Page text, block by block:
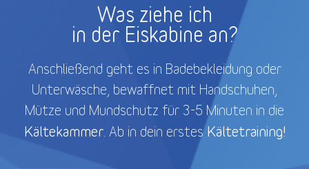
Was ziehe ich
in der Eiskabine an?
Anschließend geht es in Badebekleidung oder
Unterwäsche, bewaffnet mit Handschuhen,
Mütze und Mundschutz für 3-5 Minuten in die
Kältekammer. Ab in dein erstesKältetraining!